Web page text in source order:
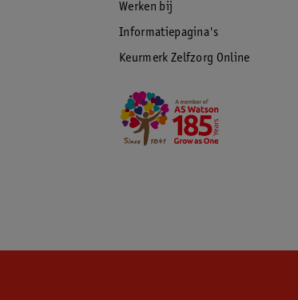
Werken bij
Informatiepagina's
Keurmerk Zelfzorg Online